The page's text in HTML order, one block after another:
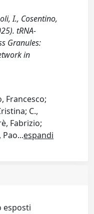
I., Cosentino,
tRNA-
Granules:
in
Francesco;
C.,
Fabrizio;
Pao...espandi
esposti